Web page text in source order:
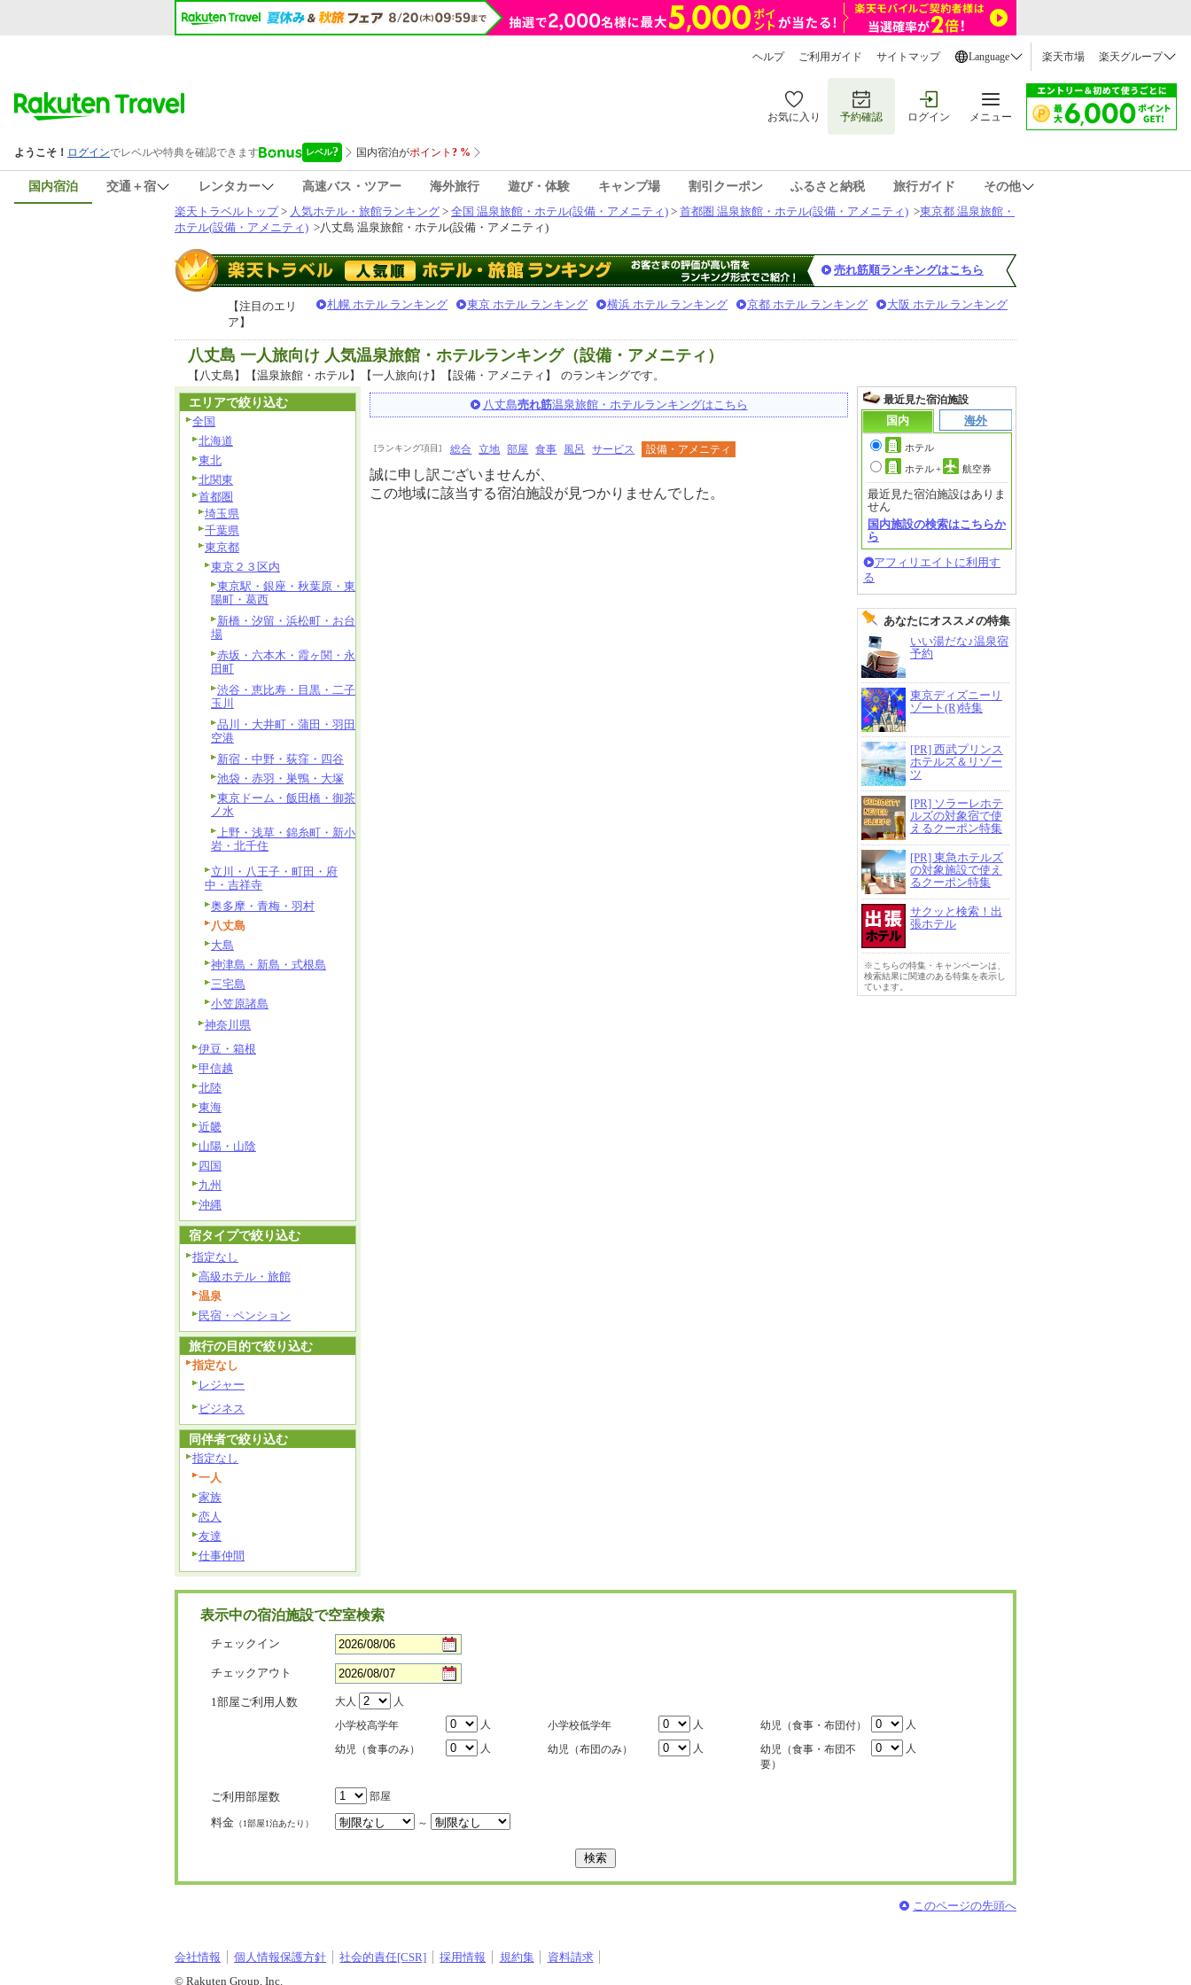
ヘルプ ご利用ガイド サイトマップ Language 楽天市場 楽天グループ
お気に入り 予約確認 ログイン メニュー
国内宿泊 交通＋宿 レンタカー 高速バス・ツアー 海外旅行 遊び・体験 キャンプ場 割引クーポン ふるさと納税 旅行ガイド
その他
楽天トラベルトップ> 人気ホテル・旅館ランキング > 全国 温泉旅館・ホテル(設備・アメニティ) > 首都圏 温泉旅館・ホテル(設備・アメニティ) >東京都 温泉旅館・
ホテル(設備・アメニティ) >八丈島 温泉旅館・ホテル(設備・アメニティ)
売れ筋順ランキングはこちら
【注目のエリ
ア】
札幌 ホテル ランキング 東京 ホテル ランキング 横浜 ホテル ランキング 京都 ホテル ランキング 大阪 ホテル ランキング
八丈島 一人旅向け 人気温泉旅館・ホテルランキング（設備・アメニティ）
【八丈島】【温泉旅館・ホテル】【一人旅向け】【設備・アメニティ】 のランキングです。
八丈島売れ筋温泉旅館・ホテルランキングはこちら
[ランキング項目] 総合 立地 部屋 食事 風呂 サービス 設備・アメニティ
誠に申し訳ございませんが、
この地域に該当する宿泊施設が見つかりませんでした。
最近見た宿泊施設
国内
海外
ホテル
ホテル+ 航空券
最近見た宿泊施設はありま
せん
国内施設の検索はこちらか
ら
アフィリエイトに利用す
る
あなたにオススメの特集
いい湯だな♪温泉宿
予約
東京ディズニーリ
ゾート(R)特集
[PR] 西武プリンス
ホテルズ＆リゾー
ツ
[PR] ソラーレホテ
ルズの対象宿で使
えるクーポン特集
[PR] 東急ホテルズ
の対象施設で使え
るクーポン特集
サクッと検索！出
張ホテル
※こちらの特集・キャンペーンは、
検索結果に関連のある特集を表示し
ています。
エリアで絞り込む
全国
北海道
東北
北関東
首都圏
埼玉県
千葉県
東京都
東京２３区内
東京駅・銀座・秋葉原・東
陽町・葛西
新橋・汐留・浜松町・お台
場
赤坂・六本木・霞ヶ関・永
田町
渋谷・恵比寿・目黒・二子
玉川
品川・大井町・蒲田・羽田
空港
新宿・中野・荻窪・四谷
池袋・赤羽・巣鴨・大塚
東京ドーム・飯田橋・御茶
ノ水
上野・浅草・錦糸町・新小
岩・北千住
立川・八王子・町田・府
中・吉祥寺
奥多摩・青梅・羽村
八丈島
大島
神津島・新島・式根島
三宅島
小笠原諸島
神奈川県
伊豆・箱根
甲信越
北陸
東海
近畿
山陽・山陰
四国
九州
沖縄
宿タイプで絞り込む
指定なし
高級ホテル・旅館
温泉
民宿・ペンション
旅行の目的で絞り込む
指定なし
レジャー
ビジネス
同伴者で絞り込む
指定なし
一人
家族
恋人
友達
仕事仲間
表示中の宿泊施設で空室検索
チェックイン
チェックアウト
1部屋ご利用人数 大人
人
小学校高学年
人 小学校低学年 人 幼児（食事・布団付）
人
幼児（食事のみ）
人 幼児（布団のみ） 人
幼児（食事・布団不
要）
人
ご利用部屋数 部屋
料金 （1部屋1泊あたり） ～
このページの先頭へ
会社情報 個人情報保護方針 社会的責任[CSR] 採用情報 規約集
資料請求
© Rakuten Group, Inc.